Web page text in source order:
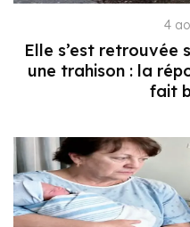
4
Elle s’est retrouvée
une trahison : la
fait